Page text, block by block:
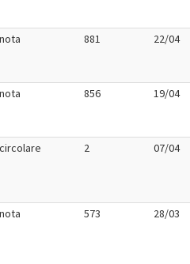
nota 881 22/04
nota 856 19/04
circolare 2 07/04
nota 573 28/03